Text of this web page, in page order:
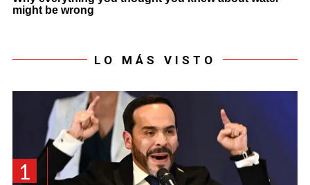
LO MÁS VISTO
1